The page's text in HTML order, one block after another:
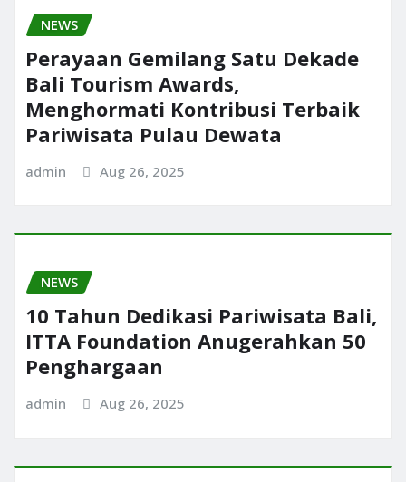
NEWS
Perayaan Gemilang Satu Dekade
Bali Tourism Awards,
Menghormati Kontribusi Terbaik
Pariwisata Pulau Dewata
admin Aug 26, 2025
NEWS
10 Tahun Dedikasi Pariwisata Bali,
ITTA Foundation Anugerahkan 50
Penghargaan
admin Aug 26, 2025